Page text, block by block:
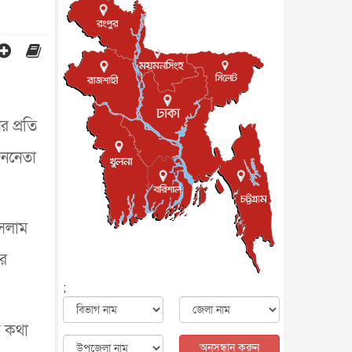
প্রতি
কথা
পাকিস্তান-তুরস্কের সঙ্গে প্রতিরক্ষা
চুক্তি সৌদি আরবকে কতটা ন...
আন্তর্জাতিক ৮ আগস্ট, ২০২৬
যুক্তরাজ্যে গ্রুমিং কেলেঙ্কারি :
পাকিস্তানির অপরাধে অস্বস্তি...
আন্তর্জাতিক
বিরোধ কাটিয়ে কূটনৈতিক সম্পর্ক
পুনঃস্থাপন করছে মেক্সিকো ও
পের...আন্তর্জাতিক ৮ আগস্ট, ২০২৬
এবার ওটিটিতে মুক্তি পেল ‘মালিক’
বিনোদন ৮ আগস্ট, ২০২৬
রিয়ালকে ‘না’ বলা রদ্রির জন্য
বার্সার কাছে কত চাইল ম্যানসিটি
শিল্পকলায় চলচ্চিত্র উৎসব, বিনা
মূল্যে দেখা যাবে ৬ সিনেমা
বিনোদন
;
অনুসন্ধান করুন